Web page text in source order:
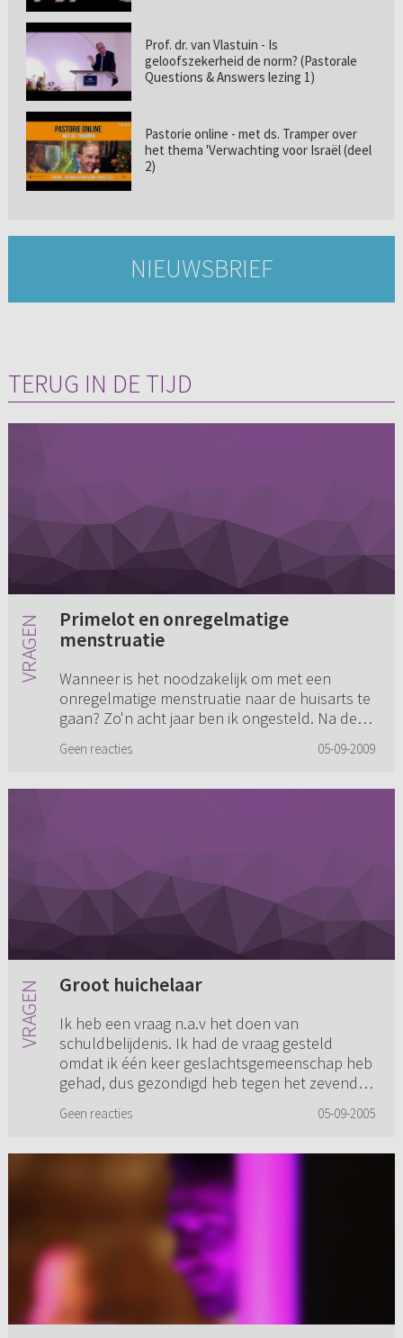
Prof. dr. van Vlastuin - Is
geloofszekerheid de norm? (Pastorale
Questions & Answers lezing 1)
Pastorie online - met ds. Tramper over
het thema 'Verwachting voor Israël (deel
2)
NIEUWSBRIEF
TERUG IN DE TIJD
Primelot en onregelmatige
menstruatie
Wanneer is het noodzakelijk om met een
onregelmatige menstruatie naar de huisarts te
gaan? Zo'n acht jaar ben ik ongesteld. Na de
kwam er regelmaat in. Helaas...
Geen reacties 05-09-2009
Groot huichelaar
Ik heb een vraag n.a.v het doen van
schuldbelijdenis. Ik had de vraag gesteld
omdat ik één keer geslachtsgemeenschap heb
gehad, dus gezondigd heb tegen het zevende
Geen reacties 05-09-2005